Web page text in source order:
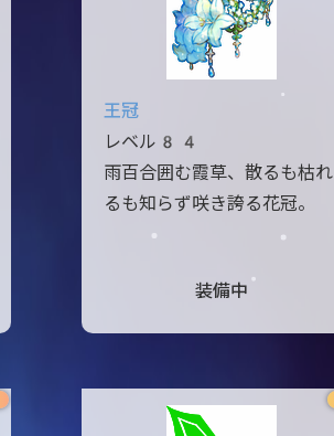
王冠
レベル84
雨百合囲む霞草、散るも枯れ
るも知らず咲き誇る花冠。
装備中